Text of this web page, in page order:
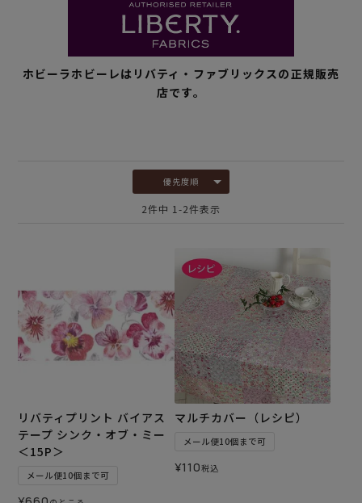
ホビーラホビーレはリバティ・ファブリックスの正規販売
店です。
優先度順
2件中 1 -2件表示
リバティプリント バイアス
テープ シンク・オブ・ミー
＜15P＞
メール便10個まで可
マルチカバー（レシピ）
メール便10個まで可
¥110税込